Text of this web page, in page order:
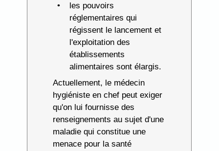
les pouvoirs
réglementaires qui
régissent le lancement et
l'exploitation des
établissements
alimentaires sont élargis.
Actuellement, le médecin
hygiéniste en chef peut exiger
qu'on lui fournisse des
renseignements au sujet d'une
maladie qui constitue une
menace pour la santé